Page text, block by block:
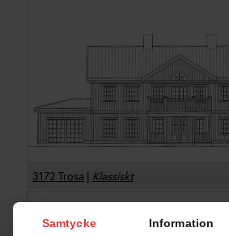
Samtycke Information
3172 Trosa | Klassiskt